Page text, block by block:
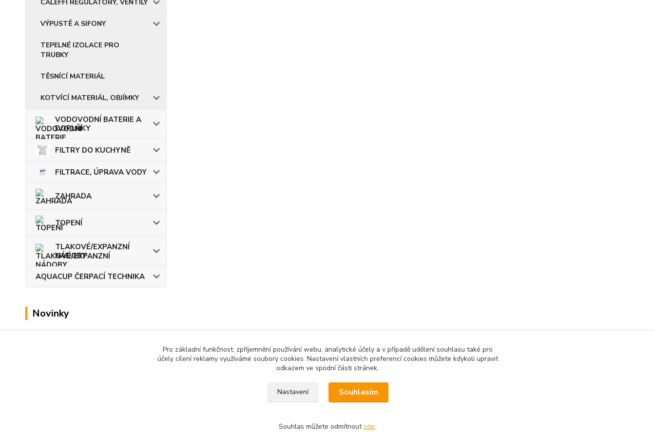
CALEFFI REGULÁTORY, VENTILY
VÝPUSTĚ A SIFONY
TEPELNÉ IZOLACE PRO
TRUBKY
TĚSNÍCÍ MATERIÁL
KOTVÍCÍ MATERIÁL, OBJÍMKY
VODOVODNÍ BATERIE A
DOPLŇKY
FILTRY DO KUCHYNĚ
FILTRACE, ÚPRAVA VODY
ZAHRADA
TOPENÍ
TLAKOVÉ/EXPANZNÍ
NÁDOBY
AQUACUP ČERPACÍ TECHNIKA
Novinky
Pro základní funkčnost, zpříjemnění používání webu, analytické účely a v případě udělení souhlasu také pro
účely cílení reklamy využíváme soubory cookies. Nastavení vlastních preferencí cookies můžete kdykoli upravit
odkazem ve spodní části stránek.
Nastavení Souhlasím
Souhlas můžete odmítnout zde.